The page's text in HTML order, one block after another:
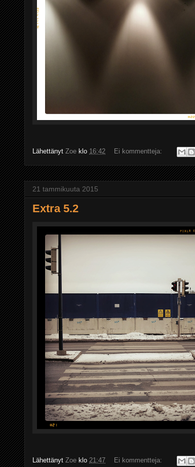
Lähettänyt Zoe klo 16:42 Ei kommentteja:
21 tammikuuta 2015
Extra 5.2
Lähettänyt Zoe klo 21:47 Ei kommentteja: